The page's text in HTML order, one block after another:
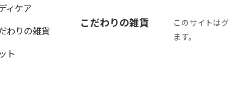
ィケア
わりの雑貨
ト
こだわりの雑貨
このサイトは
ます。